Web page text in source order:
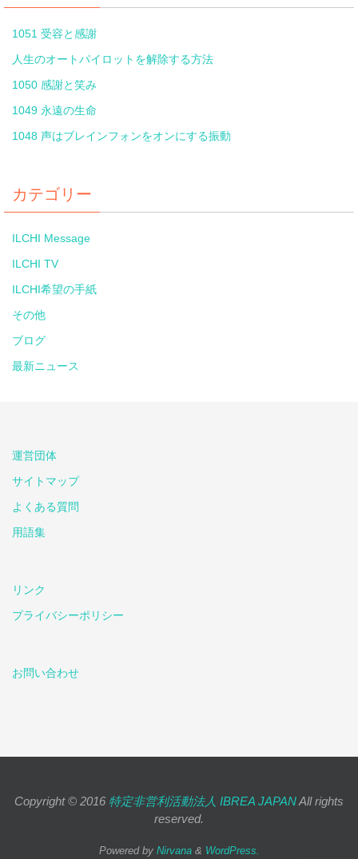
1051 受容と感謝
人生のオートパイロットを解除する方法
1050 感謝と笑み
1049 永遠の生命
1048 声はブレインフォンをオンにする振動
カテゴリー
ILCHI Message
ILCHI TV
ILCHI希望の手紙
その他
ブログ
最新ニュース
運営団体
サイトマップ
よくある質問
用語集
リンク
プライバシーポリシー
お問い合わせ
Copyright © 2016 特定非営利活動法人 IBREA JAPANAll rights
reserved.
Powered by Nirvana& WordPress.